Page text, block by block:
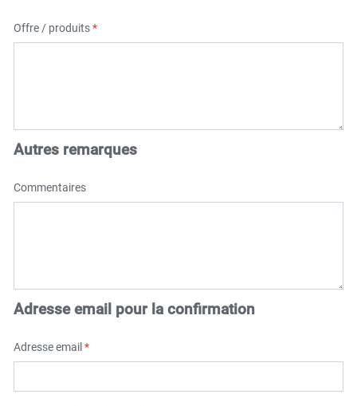
Offre / produits*
Autres remarques
Commentaires
Adresse email pour la confirmation
Adresse email *